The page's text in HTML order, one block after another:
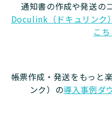
通知書の作成や発送の
Doculink（ドキュリンク
こ
帳票作成・発送をもっと
ンク）の導入事例ダ